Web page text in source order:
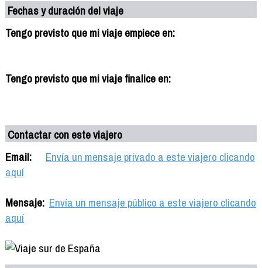
Fechas y duración del viaje
Tengo previsto que mi viaje empiece en:
Tengo previsto que mi viaje finalice en:
Contactar con este viajero
Email:
Envía un mensaje privado a este viajero clicando
aquí
Mensaje: Envía un mensaje público a este viajero clicando
aquí